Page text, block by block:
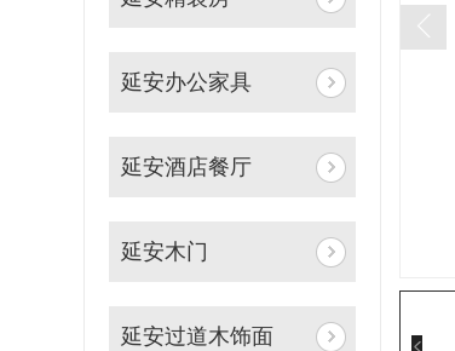
延安办公家具
延安酒店餐厅
延安木门
延安过道木饰面